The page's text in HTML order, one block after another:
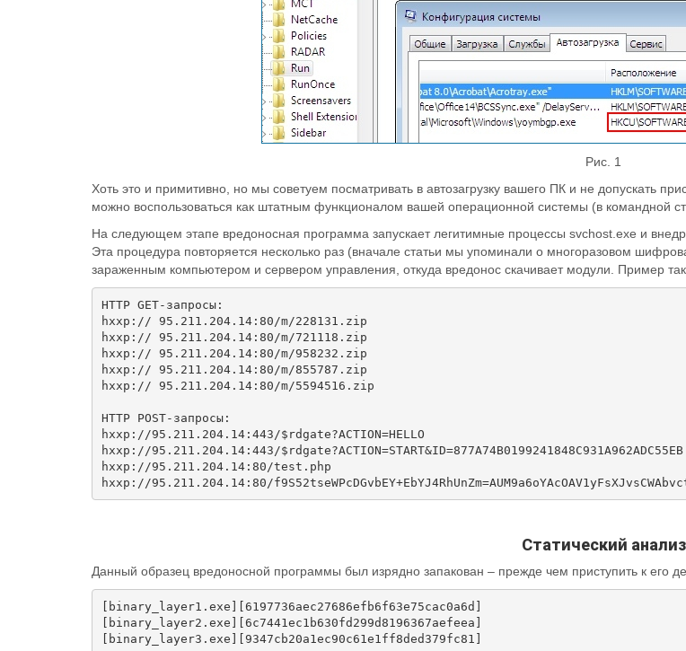
Рис. 1
Хоть это и примитивно, но мы советуем посматривать в автозагрузку вашего ПК и не допускать
можно воспользоваться как штатным функционалом вашей операционной системы (в командной
На следующем этапе вредоносная программа запускает легитимные процессы svchost.exe и
Эта процедура повторяется несколько раз (вначале статьи мы упоминали о многоразовом
зараженным компьютером и сервером управления, откуда вредонос скачивает модули. Пример
HTTP GET-запросы:
hxxp:// 95.211.204.14:80/m/228131.zip
hxxp:// 95.211.204.14:80/m/721118.zip
hxxp:// 95.211.204.14:80/m/958232.zip
hxxp:// 95.211.204.14:80/m/855787.zip
hxxp:// 95.211.204.14:80/m/5594516.zip
HTTP POST-запросы:
hxxp://95.211.204.14:443/$rdgate?ACTION=HELLO
hxxp://95.211.204.14:443/$rdgate?ACTION=START&ID=877A74B0199241848C931A962ADC55EB
hxxp://95.211.204.14:80/test.php
Статический анализ
Данный образец вредоносной программы был изрядно запакован – прежде чем приступить к его
[binary_layer1.exe][6197736aec27686efb6f63e75cac0a6d]
[binary_layer2.exe][6c7441ec1b630fd299d8196367aefeea]